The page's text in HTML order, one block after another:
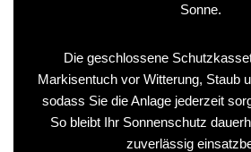
Sonne.
Die geschlossene
Markisentuch vor Witterung, Staub
sodass Sie die Anlage jederzeit
So bleibt Ihr Sonnenschutz
zuverlässig